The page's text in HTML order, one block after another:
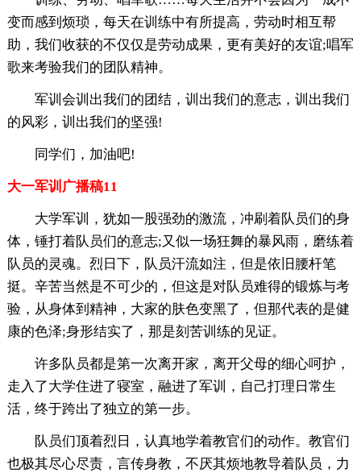
变而感到烦琐，每天在训练中有所提高，劳动时相互帮
助，我们收获的不仅仅是劳动成果，更有美好的友谊;唱军
歌来考验我们的团队精神。
军训会训出我们的团结，训出我们的意志，训出我们
的风彩，训出我们的坚强!
同学们，加油吧!
大一军训广播稿11
大学军训，犹如一股强劲的激流，冲刷着队员们的身
体，锤打着队员们的意志;又似一场狂舞的暴风雨，磨练着
队员的灵魂。烈日下，队员汗流如注，但是依旧腰杆笔
挺。辛苦当然是不可少的，但这是对队员难得的锻炼与考
验，从身体到精神，大家的肤色变黑了，但那代表的是健
康的色泽;身形结实了，那是刻苦训练的见证。
许多队员都是第一次离开家，离开父母的细心呵护，
走入了大学住进了寝室，融进了军训，自己打理日常生
活，终于跨出了独立的第一步。
队员们顶着烈日，认真地学着教官们的动作。教官们
也极其尽心尽责，言传身教，不厌其烦地教导着队员，力